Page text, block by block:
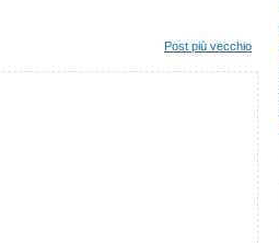
Post più vecchio